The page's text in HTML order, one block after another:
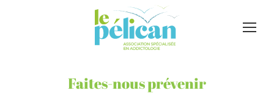
Faites-nous prévenir